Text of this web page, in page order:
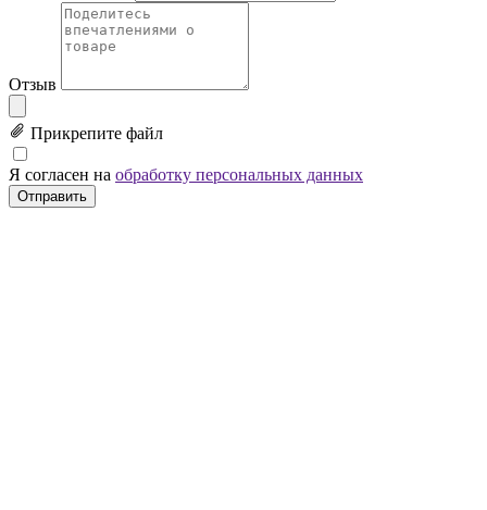
Отзыв
Прикрепите файл
Я согласен на обработку персональных данных